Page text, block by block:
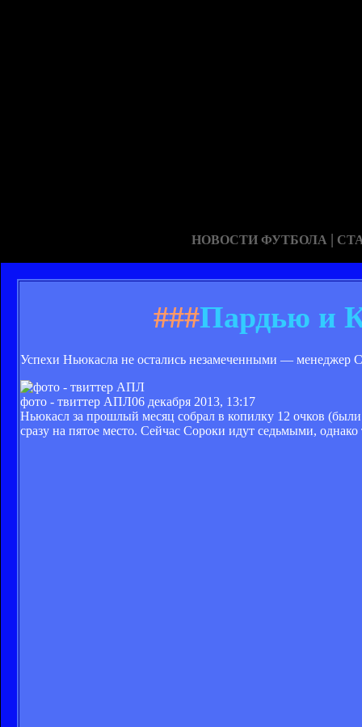
НОВОСТИ ФУТБОЛА |
###Пардью и
Успехи Ньюкасла не остались незамеченными —
фото - твиттер АПЛ06 декабря 2013, 13:17
Ньюкасл за прошлый месяц собрал в копилку 12 очков
сразу на пятое место. Сейчас Сороки идут седьмыми,